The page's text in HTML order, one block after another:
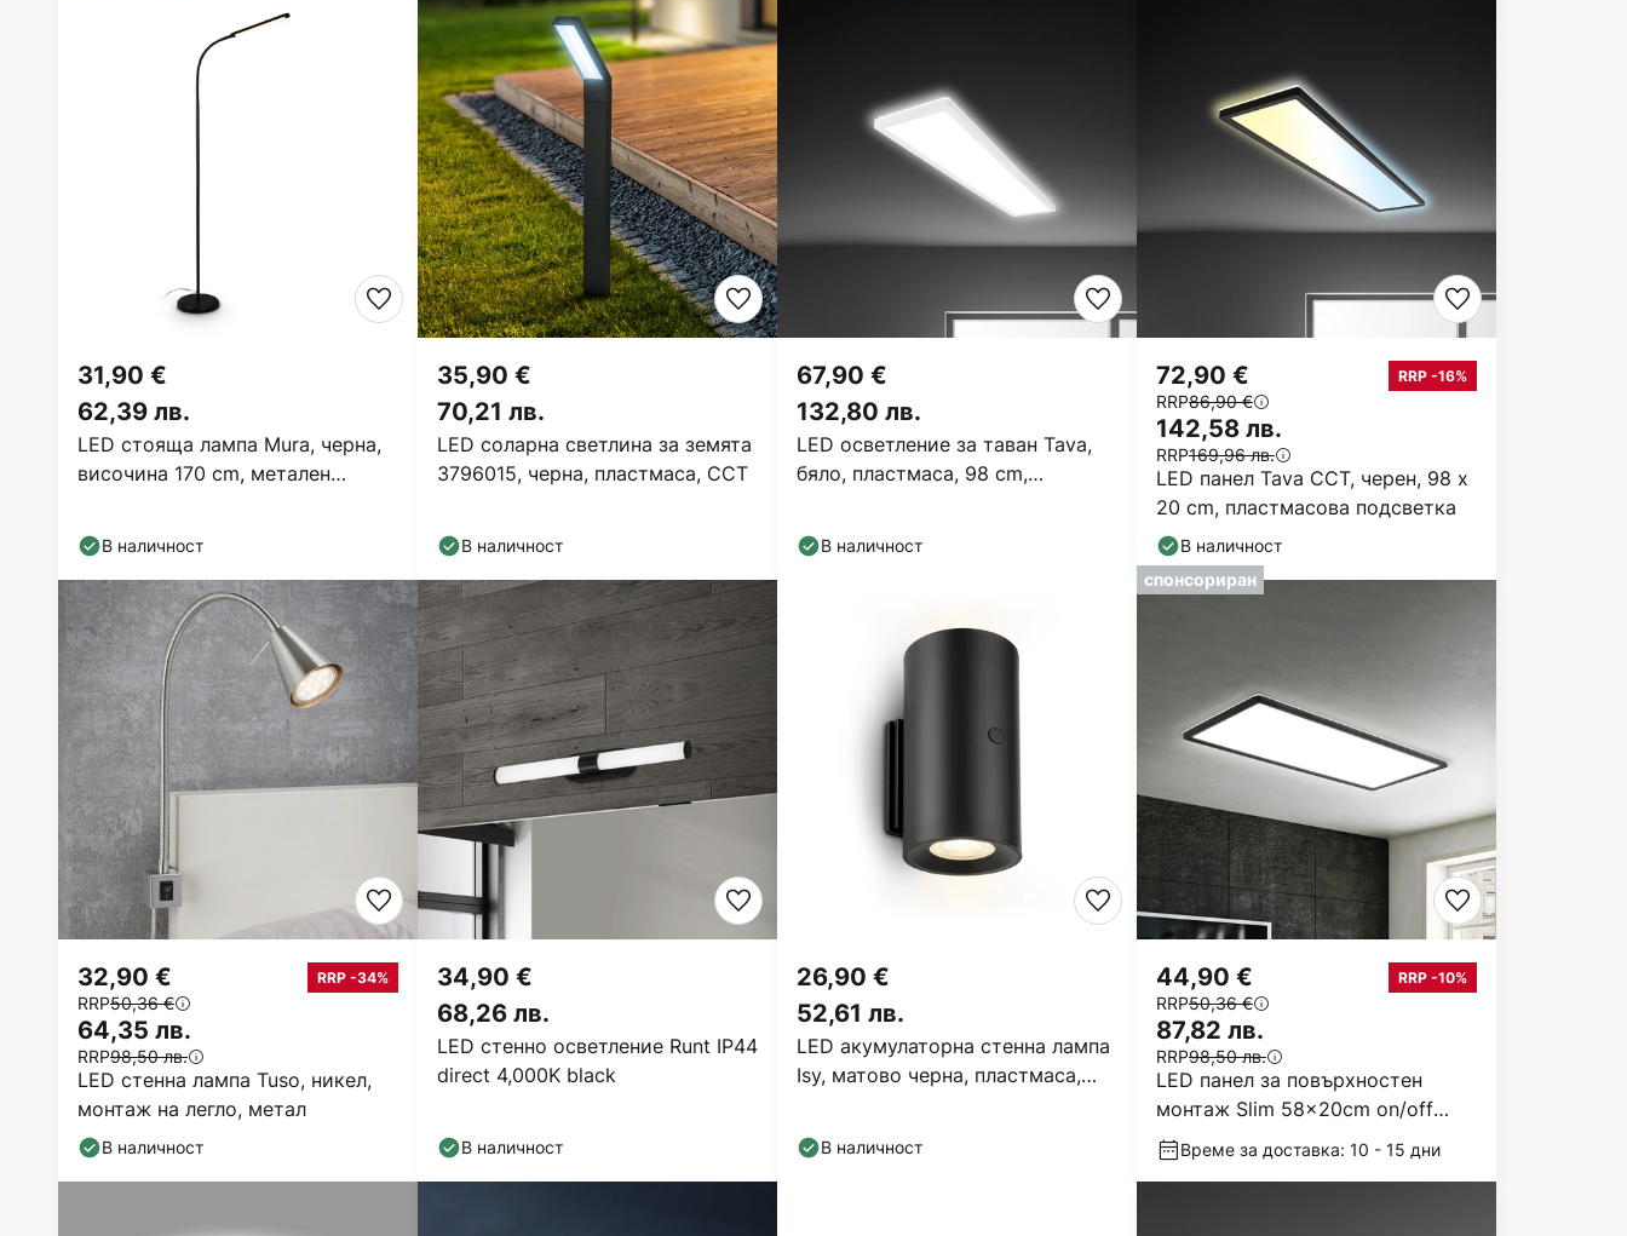
LED стояща лампа Mura, черна,
височина 170 cm, метален
31,90 €
62,39 лв.
В наличност
LED соларна светлина за земята
3796015, черна, пластмаса, CCT
35,90 €
70,21 лв.
В наличност
LED осветление за таван Tava,
бяло, пластмаса, 98 cm,
67,90 €
132,80 лв.
В наличност
LED панел Tava CCT, черен, 98 x
20 cm, пластмасова подсветка
72,90 € RRP -16%
RRP86,90 €
142,58 лв.
RRP169,96 лв.
В наличност
LED стенна лампа Tuso, никел,
монтаж на легло, метал
32,90 € RRP -34%
RRP50,36 €
64,35 лв.
RRP98,50 лв.
В наличност
LED стенно осветление Runt IP44
direct 4,000K black
34,90 €
68,26 лв.
В наличност
LED акумулаторна стенна лампа
Isy, матово черна, пластмаса,
26,90 €
52,61 лв.
В наличност
спонсориран
LED панел за повърхностен
монтаж Slim 58x20cm on/off
4,000K black
44,90 € RRP -10%
RRP50,36 €
87,82 лв.
RRP98,50 лв.
Време за доставка: 10 - 15 дни